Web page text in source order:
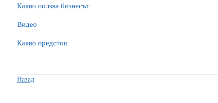
Какво ползва бизнесът
Видео
Какво предстои
Назад